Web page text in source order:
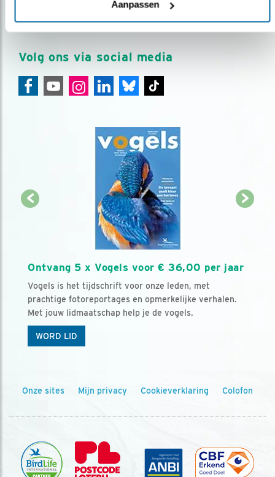
Aanpassen
Volg ons via social media
Ontvang 5 x Vogels voor € 36,00 per jaar
Vogels is het tijdschrift voor onze leden, met
prachtige fotoreportages en opmerkelijke verhalen.
Met jouw lidmaatschap help je de vogels.
WORD LID
Onze sites Mijn privacy Cookieverklaring Colofon